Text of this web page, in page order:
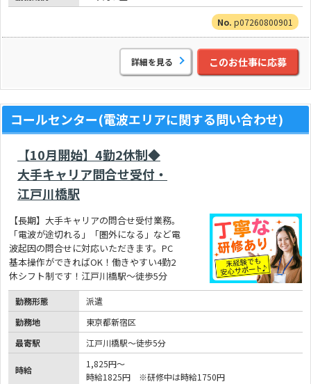
p07260800901
詳細を見る このお仕事に応募
コールセンター(電波エリアに関する問い合わせ)
【10月開始】4勤2休制◆
大手キャリア問合せ受付・
江戸川橋駅
【長期】大手キャリアの問合せ受付業務。
「電波が途切れる」「圏外になる」など電
波起因の問合せに対応いただきます。PC
基本操作ができればOK！働きやすい4勤2
休シフト制です！江戸川橋駅～徒歩5分
勤務形態
派遣
勤務地
東京都新宿区
最寄駅
江戸川橋駅～徒歩5分
時給
1,825円～
時給1825円 ※研修中は時給1750円